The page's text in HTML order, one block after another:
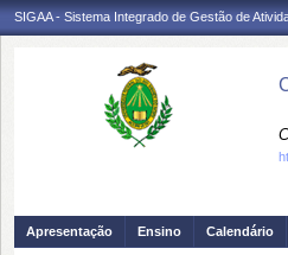
SIGAA - Sistema Integrado de Gestão de
Apresentação Ensino Calendário